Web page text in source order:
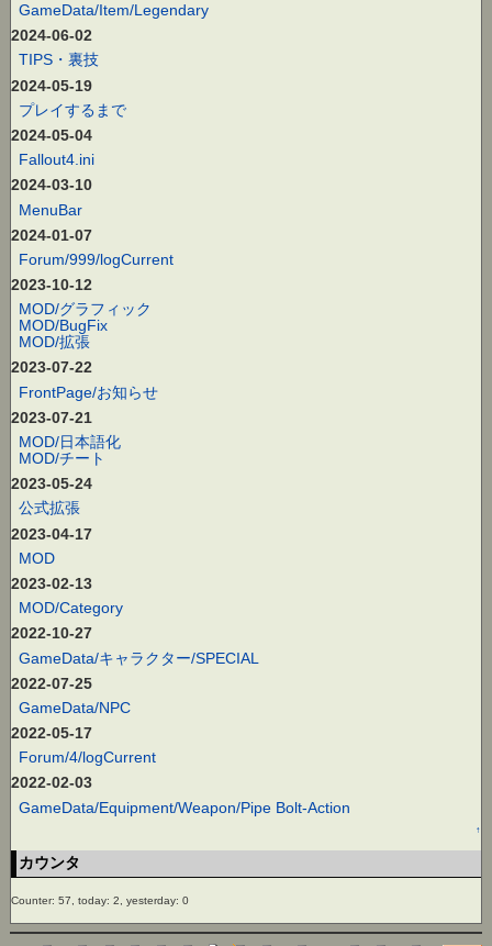
GameData/Item/Legendary
2024-06-02
TIPS・裏技
2024-05-19
プレイするまで
2024-05-04
Fallout4.ini
2024-03-10
MenuBar
2024-01-07
Forum/999/logCurrent
2023-10-12
MOD/グラフィック
MOD/BugFix
MOD/拡張
2023-07-22
FrontPage/お知らせ
2023-07-21
MOD/日本語化
MOD/チート
2023-05-24
公式拡張
2023-04-17
MOD
2023-02-13
MOD/Category
2022-10-27
GameData/キャラクター/SPECIAL
2022-07-25
GameData/NPC
2022-05-17
Forum/4/logCurrent
2022-02-03
GameData/Equipment/Weapon/Pipe Bolt-Action
↑
カウンタ
Counter: 57, today: 2, yesterday: 0